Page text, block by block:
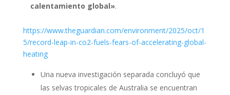
calentamiento global».
https://www.theguardian.com/environment/2025/oct/1
5/record-leap-in-co2-fuels-fears-of-accelerating-global-
heating
Una nueva investigación separada concluyó que
las selvas tropicales de Australia se encuentran